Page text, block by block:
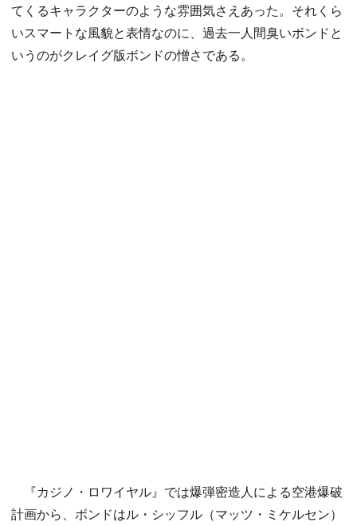
てくるキャラクターのような雰囲気さえあった。それくら
いスマートな風貌と表情なのに、過去一人間臭いボンドと
いうのがクレイグ版ボンドの憎さである。
『カジノ・ロワイヤル』では爆弾密造人による空港爆破
計画から、ボンドはル・シッフル（マッツ・ミケルセン）